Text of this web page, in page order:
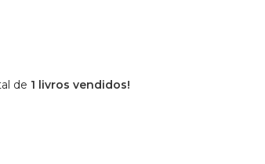
de 1 livros vendidos!